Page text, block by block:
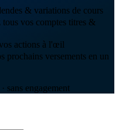
& variations de cours
tous vos comptes titres &
actions à l'œil
prochains versements en un
sans engagement